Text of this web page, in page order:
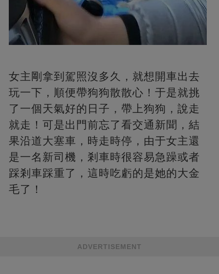
女主剛拿到駕照沒多久，就想開車出去
玩一下，順便帶狗狗散散心！于是就挑
了一個天氣好的日子，帶上狗狗，說走
就走！可是出門前忘了看交通新聞，結
果沿道大塞車，時走時停，由于女主還
是一名新司機，剎車時很容易急躁或者
踩剎車踩重了，這時吃虧的是她的大金
毛了！
ADVERTISEMENT